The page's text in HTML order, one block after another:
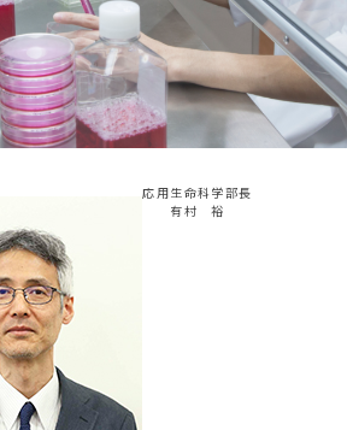
応用生命科学部長
有村 裕